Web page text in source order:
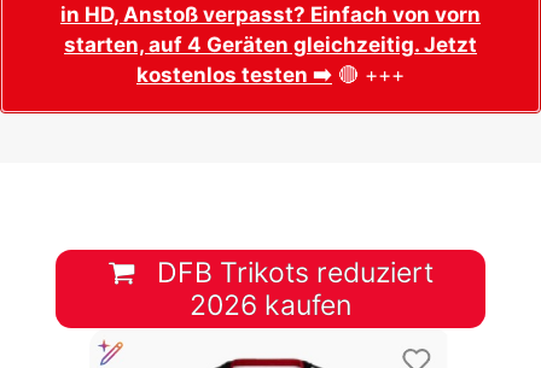
in HD, Anstoß verpasst? Einfach von vorn
starten, auf 4 Geräten gleichzeitig. Jetzt
kostenlos testen ➡️ 🔴 +++
DFB Trikots reduziert
2026 kaufen